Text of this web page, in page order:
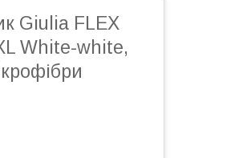
Giulia FLEX
White-white,